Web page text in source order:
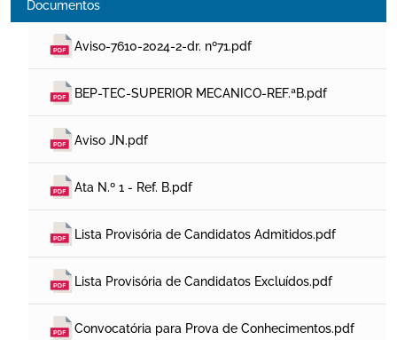
Documentos
Aviso-7610-2024-2-dr. nº71.pdf
BEP-TEC-SUPERIOR MECANICO-REF.ªB.pdf
Aviso JN.pdf
Ata N.º 1 - Ref. B.pdf
Lista Provisória de Candidatos Admitidos.pdf
Lista Provisória de Candidatos Excluídos.pdf
Convocatória para Prova de Conhecimentos.pdf